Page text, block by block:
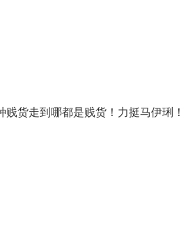
货走到哪都是贱货！力挺马伊琍！